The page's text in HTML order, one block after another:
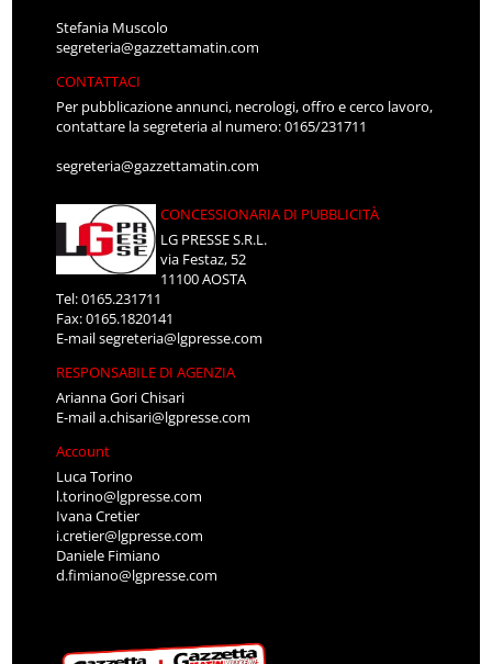
Stefania Muscolo
segreteria@gazzettamatin.com
CONTATTACI
Per pubblicazione annunci, necrologi, offro e cerco lavoro,
contattare la segreteria al numero: 0165/231711
segreteria@gazzettamatin.com
CONCESSIONARIA DI PUBBLICITÀ
LG PRESSE S.R.L.
via Festaz, 52
11100 AOSTA
Tel: 0165.231711
Fax: 0165.1820141
E-mailsegreteria@lgpresse.com
RESPONSABILE DI AGENZIA
Arianna Gori Chisari
E-maila.chisari@lgpresse.com
Account
Luca Torino
l.torino@lgpresse.com
Ivana Cretier
i.cretier@lgpresse.com
Daniele Fimiano
d.fimiano@lgpresse.com